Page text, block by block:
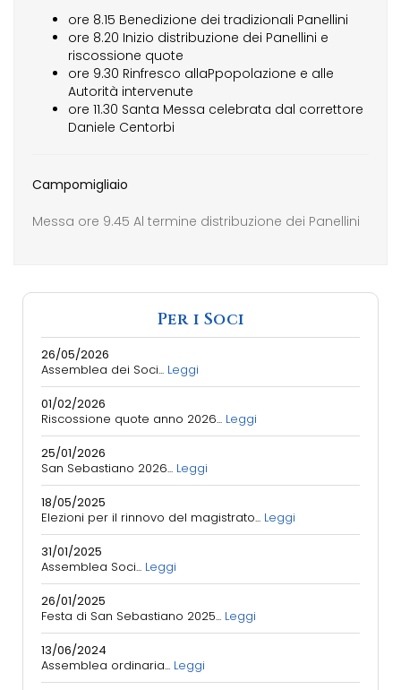
ore 8.15 Benedizione dei tradizionali Panellini
ore 8.20 Inizio distribuzione dei Panellini e
riscossione quote
ore 9.30 Rinfresco allaPpopolazione e alle
Autorità intervenute
ore 11.30 Santa Messa celebrata dal correttore
Daniele Centorbi
Campomigliaio
Messa ore 9.45 Al termine distribuzione dei Panellini
Per i Soci
26/05/2026
Assemblea dei Soci... Leggi
01/02/2026
Riscossione quote anno 2026... Leggi
25/01/2026
San Sebastiano 2026... Leggi
18/05/2025
Elezioni per il rinnovo del magistrato... Leggi
31/01/2025
Assemblea Soci... Leggi
26/01/2025
Festa di San Sebastiano 2025... Leggi
13/06/2024
Assemblea ordinaria... Leggi